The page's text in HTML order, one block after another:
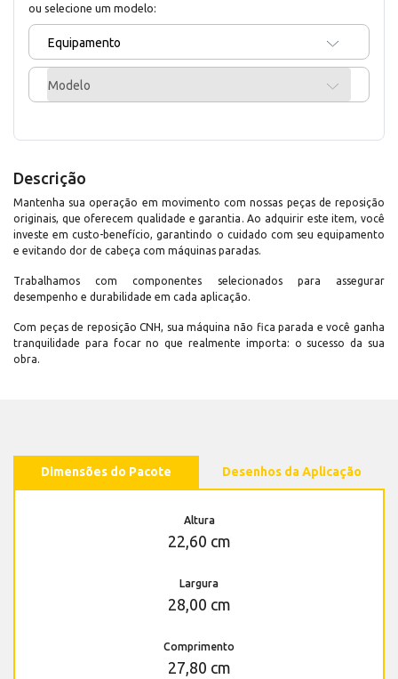
ou selecione um modelo:
Equipamento
Modelo
Descrição
Mantenha sua operação em movimento com nossas peças de reposição
originais, que oferecem qualidade e garantia. Ao adquirir este item, você
investe em custo-benefício, garantindo o cuidado com seu equipamento
e evitando dor de cabeça com máquinas paradas.
Trabalhamos com componentes selecionados para assegurar
desempenho e durabilidade em cada aplicação.
Com peças de reposição CNH, sua máquina não fica parada e você ganha
tranquilidade para focar no que realmente importa: o sucesso da sua
obra.
Dimensões do Pacote Desenhos da Aplicação
Altura
22,60 cm
Largura
28,00 cm
Comprimento
27,80 cm